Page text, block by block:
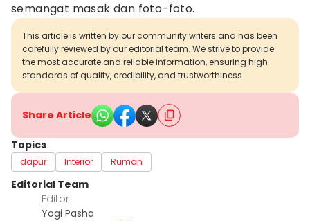
semangat masak dan foto-foto.
This article is written by our community writers and has been
carefully reviewed by our editorial team. We strive to provide
the most accurate and reliable information, ensuring high
standards of quality, credibility, and trustworthiness.
Share Article
Topics
dapur Interior Rumah
Editorial Team
Editor
Yogi Pasha